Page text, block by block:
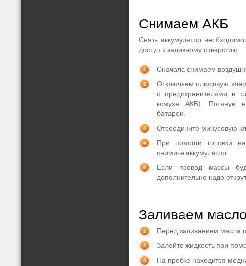
Снимаем АКБ
Снять аккумулятор
доступ к заливному отверстию:
Сначала снимаем
Отключаем плюсовую
с предохранителями в
кожухе АКБ). Потянув
батареи.
Отсоедините минусовую
При помощи головки
снимите аккумулятор.
Если провод массы
дополнительно надо
Заливаем
Перед заливанием масла
Залейте жидкость при
На пробке находится